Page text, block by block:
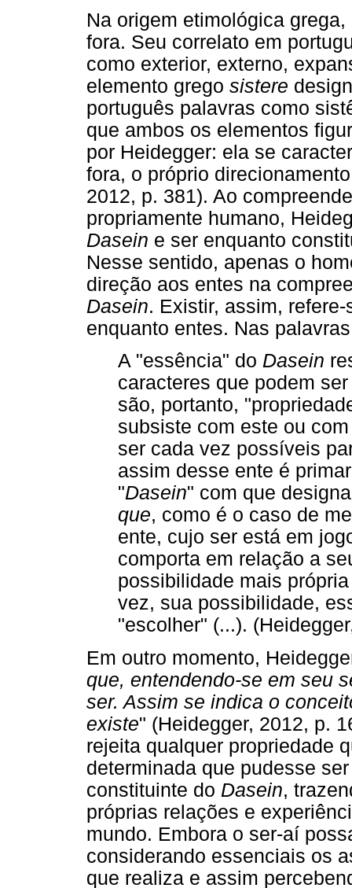
Na origem etimológica
fora. Seu correlato em
como exterior, externo,
elemento grego sistere
português palavras como
que ambos os elementos
por Heidegger: ela se
fora, o próprio
2012, p. 381). Ao
propriamente humano,
Dasein e ser enquanto
Nesse sentido, apenas o
direção aos entes na
Dasein. Existir, assim,
enquanto entes. Nas
A "essência" do Dasein
caracteres que podem
são, portanto,
subsiste com este ou
ser cada vez possíveis
assim desse ente é
"Dasein" com que
que, como é o caso de
ente, cujo ser está em
comporta em relação a
possibilidade mais
vez, sua possibilidade,
"escolher" (...).
Em outro momento,
que, entendendo-se em seu
ser. Assim se indica o
existe" (Heidegger, 2012, p.
rejeita qualquer propriedade
determinada que pudesse
constituinte do Dasein,
próprias relações e
mundo. Embora o ser-aí
considerando essenciais os
que realiza e assim